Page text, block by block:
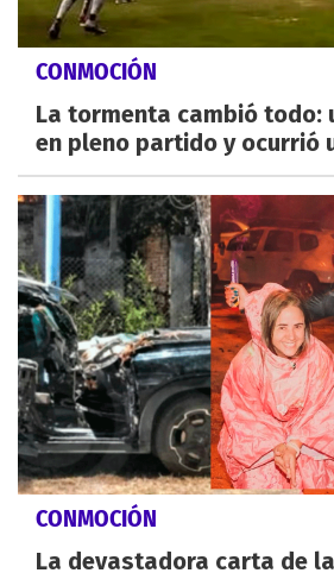
CONMOCIÓN
La tormenta cambió todo:
en pleno partido y ocurrió
CONMOCIÓN
La devastadora carta de